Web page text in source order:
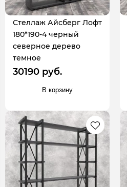
Стеллаж Айсберг Лофт
180*190-4 черный
северное дерево
темное
30190 руб.
В корзину